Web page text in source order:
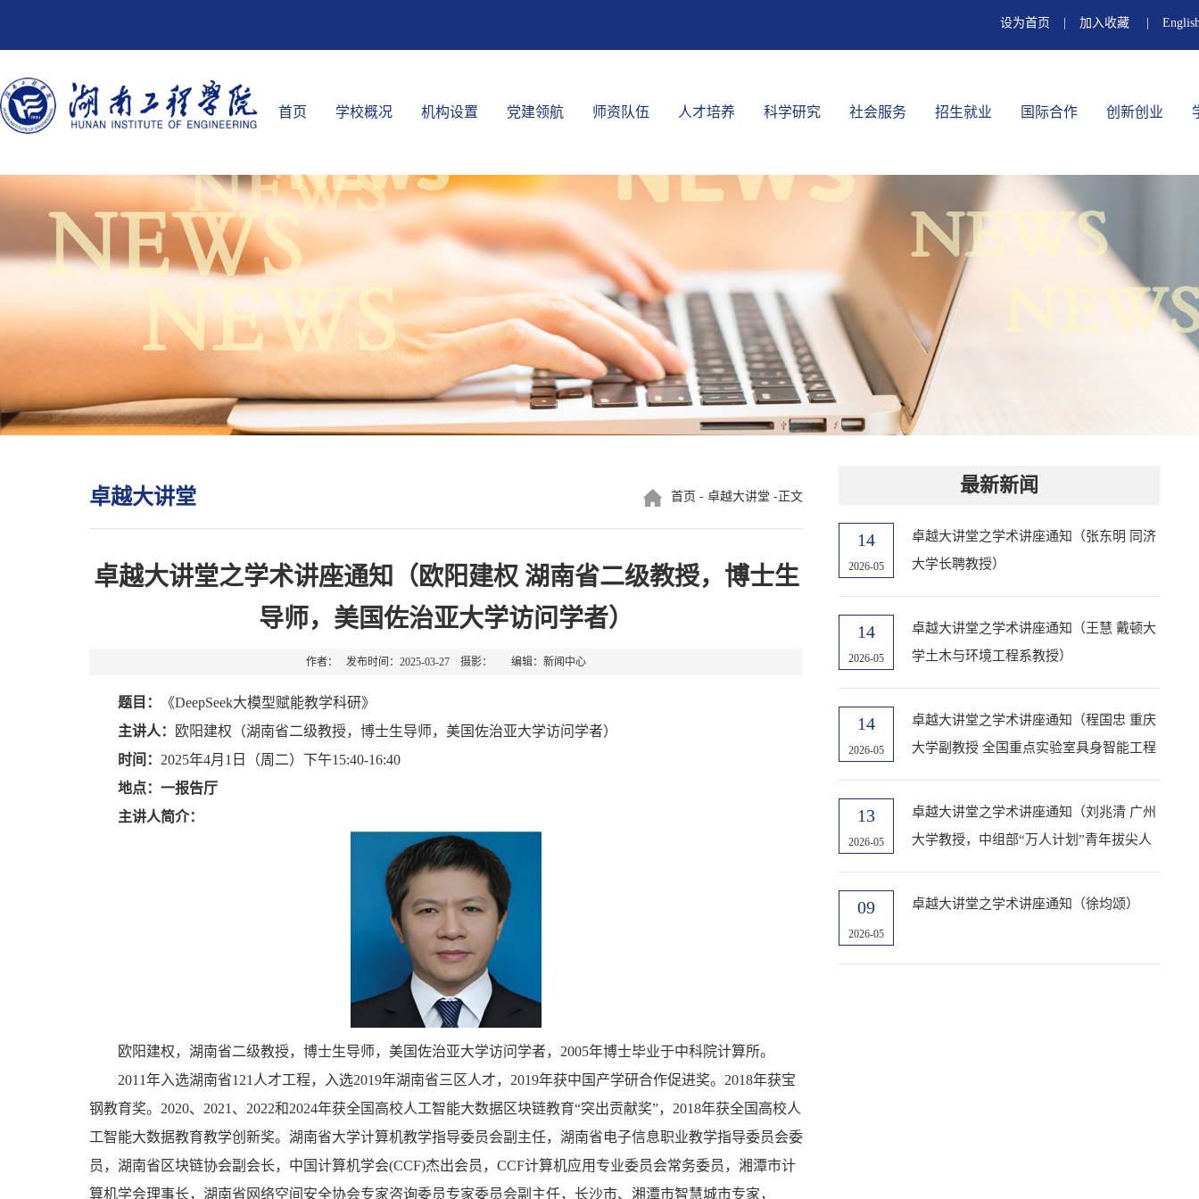
设为首页 加入收藏
首页 学校概况 机构设置 党建领航 师资队伍 人才培养 科学研究 社会服务 招生就业 国际合作 创新创业
卓越大讲堂 首页 - 卓越大讲堂 -正文
卓越大讲堂之学术讲座通知（欧阳建权 湖南省二级教授，博士生
导师，美国佐治亚大学访问学者）
作者： 发布时间：2025-03-27 摄影： 编辑：新闻中心
题目：
《DeepSeek大模型赋能教学科研》
主讲人：
欧阳建权（湖南省二级教授，博士生导师，美国佐治亚大学访问学者）
时间： 2025年4月1日（周二）下午15:40-16:40
地点： 一报告厅
主讲人简介：
欧阳建权，湖南省二级教授，博士生导师，美国佐治亚大学访问学者，2005年博士毕业于中科院计算所。
2011年入选湖南省121人才工程，入选2019年湖南省三区人才，2019年获中国产学研合作促进奖。2018年获宝
钢教育奖。2020、2021、2022和2024年获全国高校人工智能大数据区块链教育“突出贡献奖”，2018年获全国高校人
工智能大数据教育教学创新奖。湖南省大学计算机教学指导委员会副主任，湖南省电子信息职业教学指导委员会委
员，湖南省区块链协会副会长，中国计算机学会(CCF)杰出会员，CCF计算机应用专业委员会常务委员，湘潭市计
算机学会理事长，湖南省网络空间安全协会专家咨询委员专家委员会副主任，长沙市、湘潭市智慧城市专家，
最新新闻
14
2026-05
卓越大讲堂之学术讲座通知（张东明 同济
大学长聘教授）
14
2026-05
卓越大讲堂之学术讲座通知（王慧 戴顿大
学土木与环境工程系教授）
14
2026-05
卓越大讲堂之学术讲座通知（程国忠 重庆
大学副教授 全国重点实验室具身智能工程
13
2026-05
卓越大讲堂之学术讲座通知（刘兆清 广州
大学教授，中组部“万人计划”青年拔尖人
09
2026-05
卓越大讲堂之学术讲座通知（徐均颂）